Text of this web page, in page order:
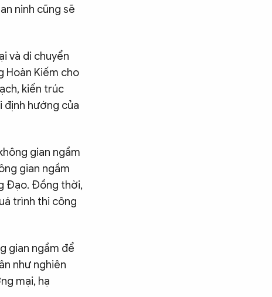
ninh cũng sẽ
và di chuyển
Hoàn Kiếm cho
kiến trúc
định hướng của
gian ngầm
gian ngầm
Đạo. Đồng thời,
trình thi công
gian ngầm để
như nghiên
mại, hạ